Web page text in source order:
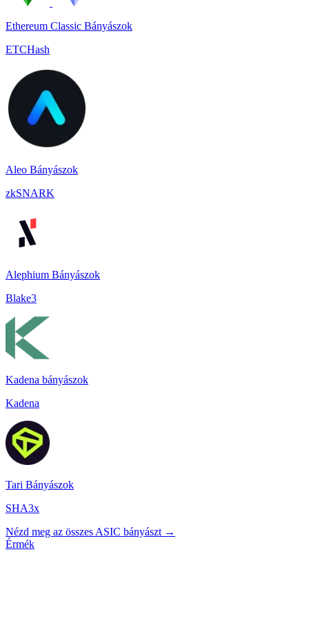
Ethereum Classic Bányászok
ETCHash
Aleo Bányászok
zkSNARK
Alephium Bányászok
Blake3
Kadena bányászok
Kadena
Tari Bányászok
SHA3x
Nézd meg az összes ASIC bányászt →
Érmék